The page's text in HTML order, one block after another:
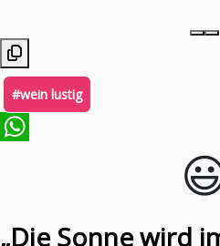
#wein lustig
„Die Sonne wird